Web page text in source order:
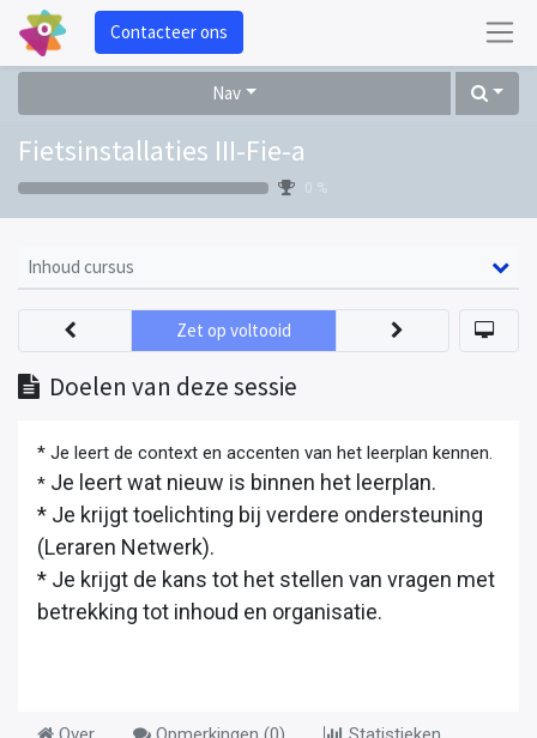
Contacteer ons
Nav
Fietsinstallaties III-Fie-a
0 %
Inhoud cursus
Doelen van deze sessie
Zet op voltooid
* Je leert de context en accenten van het leerplan kennen.
* Je leert wat nieuw is binnen het leerplan.
* Je krijgt toelichting bij verdere ondersteuning
(Leraren Netwerk).
* Je krijgt de kans tot het stellen van vragen met
betrekking tot inhoud en organisatie.